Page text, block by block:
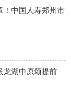
！中国人寿郑州市
龙湖中原颂提前